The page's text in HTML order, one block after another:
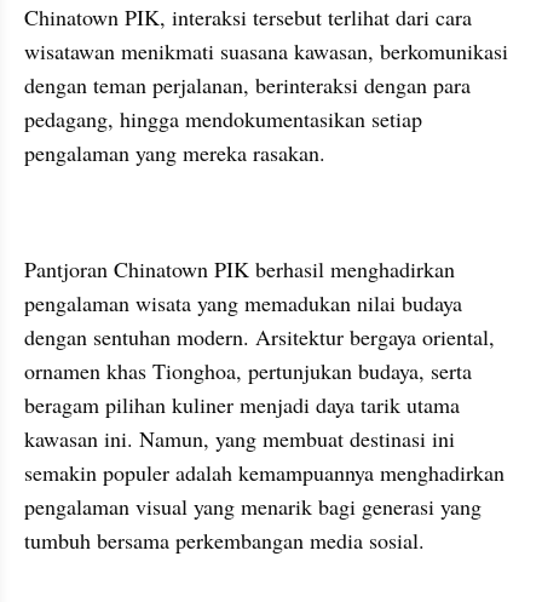
Chinatown PIK, interaksi tersebut terlihat dari cara
wisatawan menikmati suasana kawasan, berkomunikasi
dengan teman perjalanan, berinteraksi dengan para
pedagang, hingga mendokumentasikan setiap
pengalaman yang mereka rasakan.
Pantjoran Chinatown PIK berhasil menghadirkan
pengalaman wisata yang memadukan nilai budaya
dengan sentuhan modern. Arsitektur bergaya oriental,
ornamen khas Tionghoa, pertunjukan budaya, serta
beragam pilihan kuliner menjadi daya tarik utama
kawasan ini. Namun, yang membuat destinasi ini
semakin populer adalah kemampuannya menghadirkan
pengalaman visual yang menarik bagi generasi yang
tumbuh bersama perkembangan media sosial.